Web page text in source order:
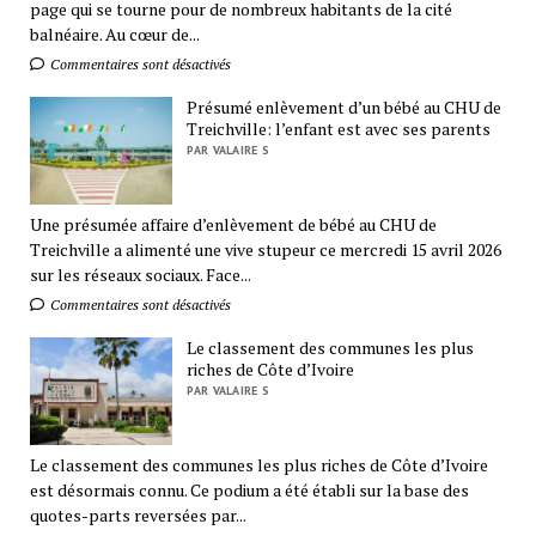
page qui se tourne pour de nombreux habitants de la cité
balnéaire. Au cœur de...
Commentaires sont désactivés
Présumé enlèvement d’un bébé au CHU de
Treichville: l’enfant est avec ses parents
PAR VALAIRE S
Une présumée affaire d’enlèvement de bébé au CHU de
Treichville a alimenté une vive stupeur ce mercredi 15 avril 2026
sur les réseaux sociaux. Face...
Commentaires sont désactivés
Le classement des communes les plus
riches de Côte d’Ivoire
PAR VALAIRE S
Le classement des communes les plus riches de Côte d’Ivoire
est désormais connu. Ce podium a été établi sur la base des
quotes-parts reversées par...